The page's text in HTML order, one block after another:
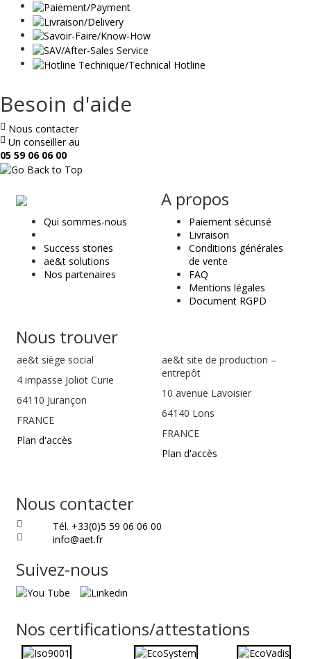
Besoin d'aide
Nous contacter
Un conseiller au
05 59 06 06 00
ae
&
t
Qui sommes-nous
Success stories
ae&t solutions
Nos partenaires
A propos
Paiement sécurisé
Livraison
Conditions générales
de vente
FAQ
Mentions légales
Document RGPD
Nous trouver
ae&t siège social
4 impasse Joliot Curie
64110 Jurançon
FRANCE
Plan d'accès
ae&t site de production –
entrepôt
10 avenue Lavoisier
64140 Lons
FRANCE
Plan d'accès
Nous contacter
Tél. +33(0)5 59 06 06 00
info@aet.fr
Suivez-nous
Nos certifications/attestations